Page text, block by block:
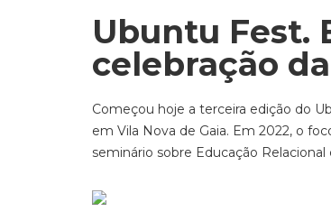
Ubuntu Fest.
celebração
Começou hoje a terceira edição do
em Vila Nova de Gaia. Em 2022, o
seminário sobre Educação